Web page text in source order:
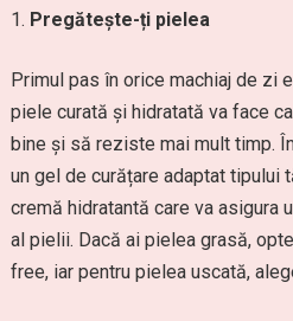
Pregătește-ți pielea
Primul pas în orice machiaj de zi
piele curată și hidratată va face
bine și să reziste mai mult timp.
un gel de curățare adaptat tipului
cremă hidratantă care va asigura
al pielii. Dacă ai pielea grasă,
free, iar pentru pielea uscată,